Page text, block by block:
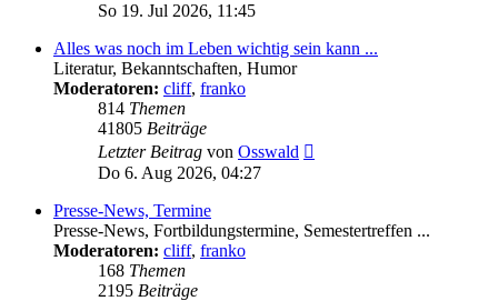
So 19. Jul 2026, 11:45
Alles was noch im Leben wichtig sein kann ...
Literatur, Bekanntschaften, Humor
Moderatoren: cliff, franko
814 Themen
41805 Beiträge
Letzter Beitrag von Osswald
Do 6. Aug 2026, 04:27
Presse-News, Termine
Presse-News, Fortbildungstermine, Semestertreffen ...
Moderatoren: cliff, franko
168 Themen
2195 Beiträge